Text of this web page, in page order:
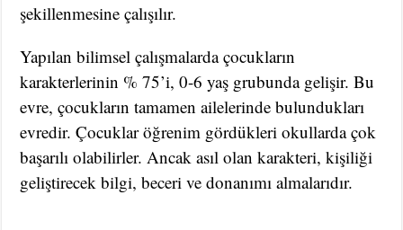
şekillenmesine çalışılır.
Yapılan bilimsel çalışmalarda çocukların
karakterlerinin % 75’i, 0-6 yaş grubunda gelişir. Bu
evre, çocukların tamamen ailelerinde bulundukları
evredir. Çocuklar öğrenim gördükleri okullarda çok
başarılı olabilirler. Ancak asıl olan karakteri, kişiliği
geliştirecek bilgi, beceri ve donanımı almalarıdır.